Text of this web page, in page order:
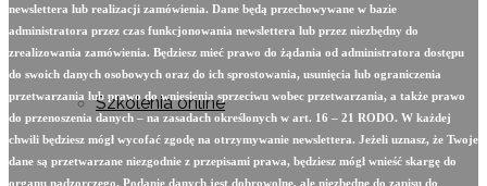
Szkolenia online
newslettera lub realizacji zamówienia. Dane będą przechowywane w bazie
administratora przez czas funkcjonowania newslettera lub przez niezbędny do
zrealizowania zamówienia. Będziesz mieć prawo do żądania od administratora dostępu
do swoich danych osobowych oraz do ich sprostowania, usunięcia lub ograniczenia
przetwarzania lub prawo do wniesienia sprzeciwu wobec przetwarzania, a także prawo
do przenoszenia danych – na zasadach określonych w art. 16 – 21 RODO. W każdej
chwili będziesz mógł wycofać zgodę na otrzymywanie newslettera. Jeżeli uznasz, że Twoje
dane są przetwarzane niezgodnie z przepisami prawa, będziesz mógł wnieść skargę do
organu nadzorczego. Podanie danych jest dobrowolne, ale niezbędne do zapisu do